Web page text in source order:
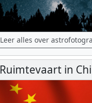
Leer alles over
Ruimtevaart in